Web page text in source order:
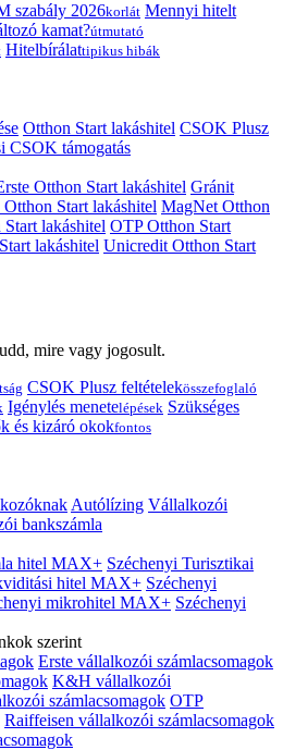
szabály 2026korlát Mennyi hitelt
kamat?útmutató
Hitelbírálattipikus hibák
Otthon Start lakáshitel CSOK Plusz
CSOK támogatás
Otthon Start lakáshitel Gránit
Start lakáshitel MagNet Otthon
lakáshitel OTP Otthon Start
lakáshitel Unicredit Otthon Start
mire vagy jogosult.
CSOK Plusz feltételekösszefoglaló
Igénylés menetelépések Szükséges
és kizáró okokfontos
Autólízing Vállalkozói
bankszámla
hitel MAX+ Széchenyi Turisztikai
hitel MAX+ Széchenyi
mikrohitel MAX+ Széchenyi
szerint
Erste vállalkozói számlacsomagok
K&H vállalkozói
számlacsomagok OTP
Raiffeisen vállalkozói számlacsomagok